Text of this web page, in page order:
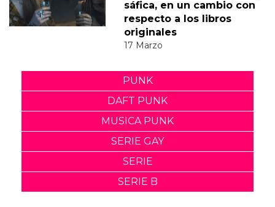
sáfica, en un cambio con
respecto a los libros
originales
17 Marzo
PUNK
DAFT PUNK
MUSICA PUNK
SERIE GAY
SERIE
SERIE B